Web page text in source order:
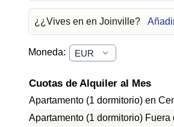
¿¿Vives en en Joinville?
Moneda:
Cuotas de Alquiler al Mes
Apartamento (1 dormitorio) en
Apartamento (1 dormitorio) Fuera